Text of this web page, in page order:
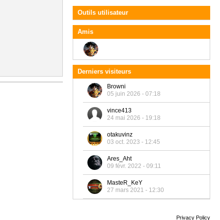
Outils utilisateur
Amis
Derniers visiteurs
Browni
05 juin 2026 - 07:18
vince413
24 mai 2026 - 19:18
otakuvinz
03 oct. 2023 - 12:45
Ares_Aht
09 févr. 2022 - 09:11
MasteR_KeY
27 mars 2021 - 12:30
Privacy Policy